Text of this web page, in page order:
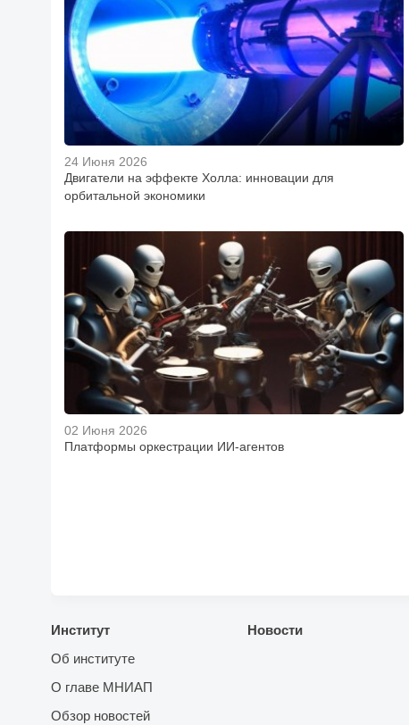
24 Июня 2026
Двигатели на эффекте Холла: инновации для
орбитальной экономики
02 Июня 2026
Платформы оркестрации ИИ-агентов
Институт
Об институте
О главе МНИАП
Обзор новостей
Новости